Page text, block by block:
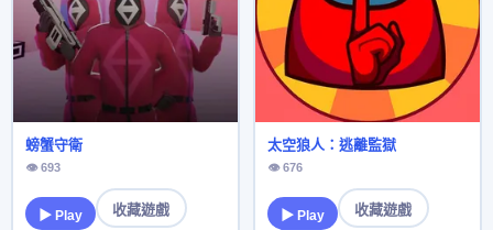
螃蟹守衛
👁 693
▶ Play 收藏遊戲
太空狼人：逃離監獄
👁 676
▶ Play 收藏遊戲